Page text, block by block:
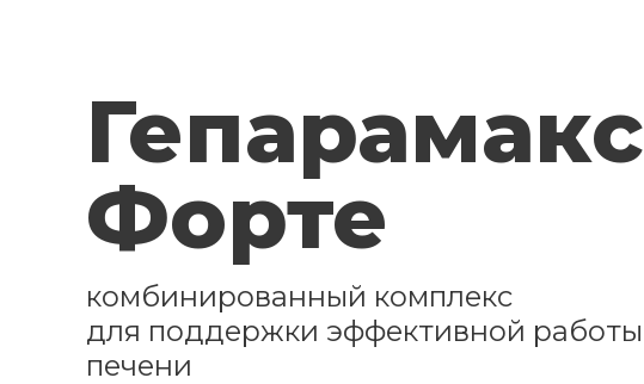
Гепарамакс
Форте
комбинированный комплекс
для поддержки эффективной работы
печени